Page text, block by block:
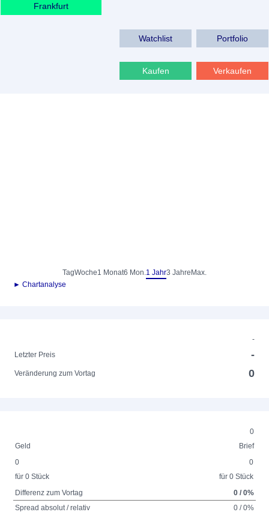
Frankfurt
Watchlist Portfolio
Kaufen Verkaufen
TagWoche1 Monat6 Mon.1 Jahr3 Jahre Max.
► Chartanalyse
-
Letzter Preis
-
Veränderung zum Vortag 0
0
Geld
Brief
0
für 0 Stück
0
für 0 Stück
Differenz zum Vortag
0 / 0%
Spread absolut / relativ
0 / 0%